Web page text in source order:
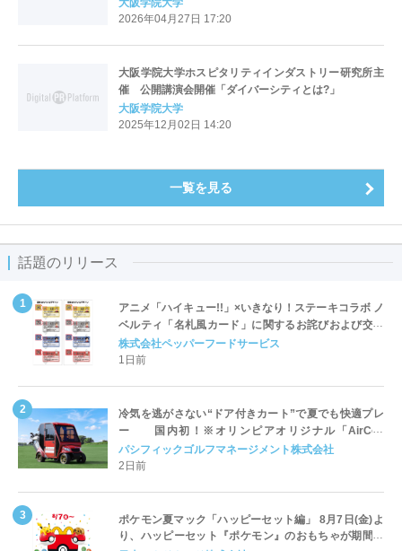
大阪学院大学
2026年04月27日 17:20
大阪学院大学ホスピタリティインダストリー研究所主
催 公開講演会開催「ダイバーシティとは?」
大阪学院大学
2025年12月02日 14:20
一覧を見る
話題のリリース
アニメ「ハイキュー!!」×いきなり！ステーキコラボ ノ
ベルティ「名札風カード」に関するお詫びおよび交換
対応についてのご案内
株式会社ペッパーフードサービス
1日前
冷気を逃がさない“ドア付きカート”で夏でも快適プレ
ー 国内初！※オリンピアオリジナル「AirCon
Cart（エアコンカート）」導入 | ＰＧＭ
パシフィックゴルフマネージメント株式会社
2日前
ポケモン夏マック「ハッピーセット編」 8月7日(金)よ
り、ハッピーセット『ポケモン』のおもちゃが期間限